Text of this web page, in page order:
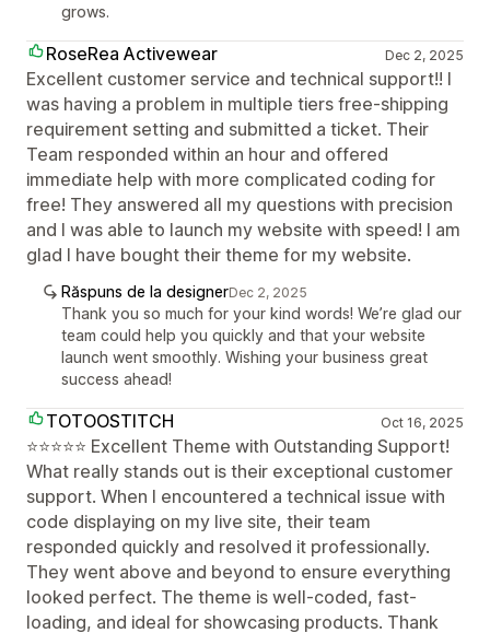
grows.
RoseRea Activewear Dec 2, 2025
Excellent customer service and technical support!! I
was having a problem in multiple tiers free-shipping
requirement setting and submitted a ticket. Their
Team responded within an hour and offered
immediate help with more complicated coding for
free! They answered all my questions with precision
and I was able to launch my website with speed! I am
glad I have bought their theme for my website.
Răspuns de la designerDec 2, 2025
Thank you so much for your kind words! We’re glad our
team could help you quickly and that your website
launch went smoothly. Wishing your business great
success ahead!
TOTOOSTITCH Oct 16, 2025
⭐⭐⭐⭐⭐ Excellent Theme with Outstanding Support!
What really stands out is their exceptional customer
support. When I encountered a technical issue with
code displaying on my live site, their team
responded quickly and resolved it professionally.
They went above and beyond to ensure everything
looked perfect. The theme is well-coded, fast-
loading, and ideal for showcasing products. Thank